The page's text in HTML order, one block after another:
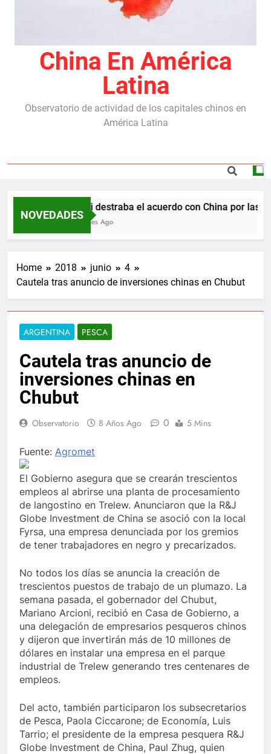
China En América
Latina
Observatorio de actividad de los capitales chinos en
América Latina
NOVEDADES
Milei destraba el acuerdo con China por las
5 Meses Ago
Home 2018 junio
4
Cautela tras anuncio de inversiones chinas en Chubut
ARGENTINA PESCA
Cautela tras anuncio de
inversiones chinas en
Chubut
Observatorio 8 Años Ago 0 5 Mins
Fuente: Agromet
El Gobierno asegura que se crearán trescientos
empleos al abrirse una planta de procesamiento
de langostino en Trelew. Anunciaron que la R&J
Globe Investment de China se asoció con la local
Fyrsa, una empresa denunciada por los gremios
de tener trabajadores en negro y precarizados.
No todos los días se anuncia la creación de
trescientos puestos de trabajo de un plumazo. La
semana pasada, el gobernador del Chubut,
Mariano Arcioni, recibió en Casa de Gobierno, a
una delegación de empresarios pesqueros chinos
y dijeron que invertirán más de 10 millones de
dólares en instalar una empresa en el parque
industrial de Trelew generando tres centenares de
empleos.
Del acto, también participaron los subsecretarios
de Pesca, Paola Ciccarone; de Economía, Luis
Tarrio; el presidente de la empresa pesquera R&J
Globe Investment de China, Paul Zhug, quien